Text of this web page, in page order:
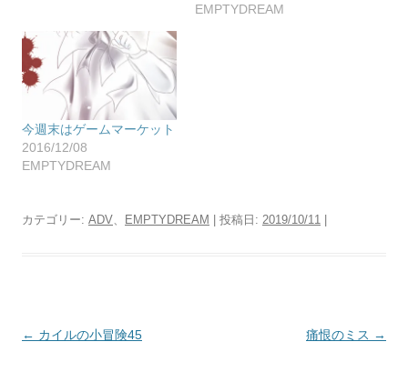
EMPTYDREAM
今週末はゲームマーケット
2016/12/08
EMPTYDREAM
カテゴリー: ADV EMPTYDREAM | 投稿日: 2019/10/11 |
投
← カイルの小冒険45 痛恨のミス →